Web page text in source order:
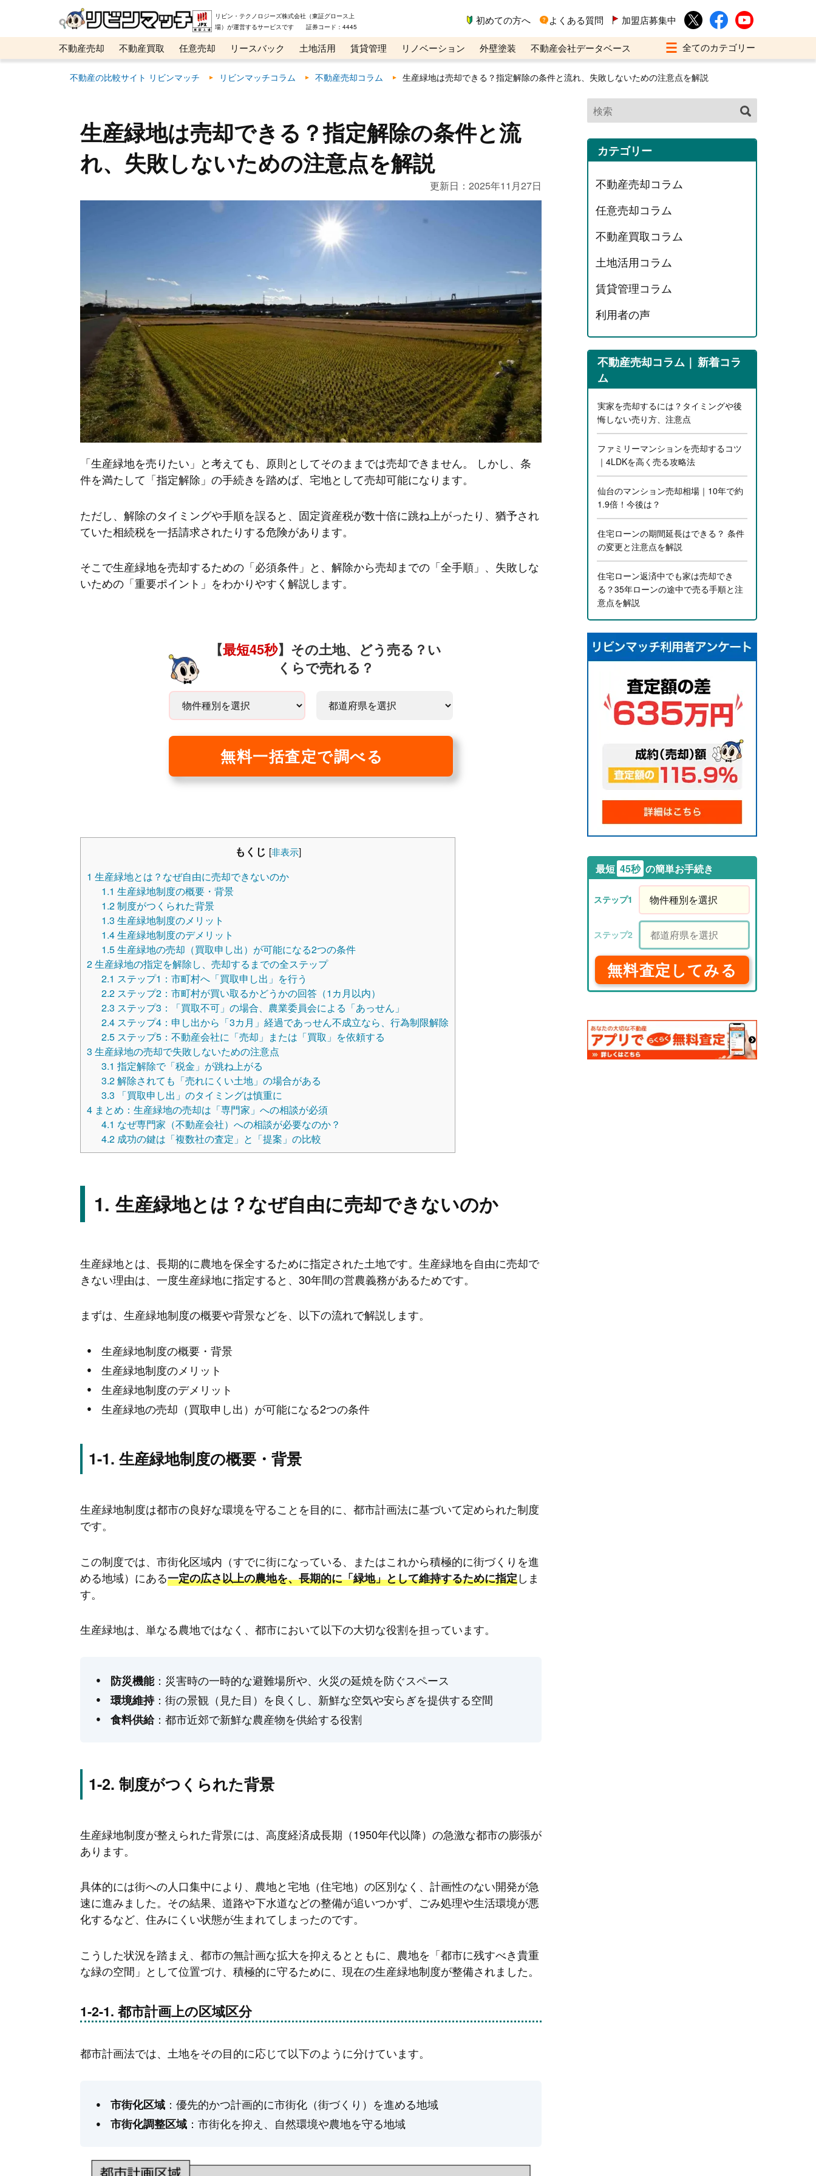
リビン・テクノロジーズ株式会社（東証グロース上
場）が運営するサービスです 証券コード：4445
初めての方へ よくある質問 加盟店募集中
不動産売却 不動産買取 任意売却 リースバック 土地活用 賃貸管理 リノベーション 外壁塗装
不動産会社データベース
メタ住宅展示場
ベスト不動産カンパニー オンライン講座 リビンマガジンBiz
不動産の比較サイト リビンマッチ リビンマッチコラム 不動産売却コラム 生産緑地は売却できる？指定解除の条件と流れ、失敗しないための注意点を解説
生産緑地は売却できる？指定解除の条件と流
れ、失敗しないための注意点を解説
更新日： 2025年11月27日
「生産緑地を売りたい」と考えても、原則としてそのままでは売却できません。 しかし、条
件を満たして「指定解除」の手続きを踏めば、宅地として売却可能になります。
ただし、解除のタイミングや手順を誤ると、固定資産税が数十倍に跳ね上がったり、猶予され
ていた相続税を一括請求されたりする危険があります。
そこで生産緑地を売却するための「必須条件」と、解除から売却までの「全手順」、失敗しな
いための「重要ポイント」をわかりやすく解説します。
【最短45秒】その土地、どう売る？い
くらで売れる？
無料一括査定で調べる
もくじ [非表示]
1 生産緑地とは？なぜ自由に売却できないのか
1.1 生産緑地制度の概要・背景
1.2制度がつくられた背景
1.3 生産緑地制度のメリット
1.4生産緑地制度のデメリット
1.5生産緑地の売却（買取申し出）が可能になる2つの条件
2生産緑地の指定を解除し、売却するまでの全ステップ
2.1 ステップ1：市町村へ「買取申し出」を行う
2.2 ステップ2：市町村が買い取るかどうかの回答（1カ月以内）
2.3 ステップ3：「買取不可」の場合、農業委員会による「あっせん」
2.4 ステップ4：申し出から「3カ月」経過であっせん不成立なら、行為制限解除
2.5 ステップ5：不動産会社に「売却」または「買取」を依頼する
3 生産緑地の売却で失敗しないための注意点
3.1 指定解除で「税金」が跳ね上がる
3.2解除されても「売れにくい土地」の場合がある
3.3 「買取申し出」のタイミングは慎重に
4 まとめ：生産緑地の売却は「専門家」への相談が必須
4.1 なぜ専門家（不動産会社）への相談が必要なのか？
4.2 成功の鍵は「複数社の査定」と「提案」の比較
生産緑地とは？なぜ自由に売却できないのか
生産緑地とは、長期的に農地を保全するために指定された土地です。生産緑地を自由に売却で
きない理由は、一度生産緑地に指定すると、30年間の営農義務があるためです。
まずは、生産緑地制度の概要や背景などを、以下の流れで解説します。
生産緑地制度の概要・背景
生産緑地制度のメリット
生産緑地制度のデメリット
生産緑地の売却（買取申し出）が可能になる2つの条件
生産緑地制度の概要・背景
生産緑地制度は都市の良好な環境を守ることを目的に、都市計画法に基づいて定められた制度
です。
この制度では、市街化区域内（すでに街になっている、またはこれから積極的に街づくりを進
める地域）にある一定の広さ以上の農地を、長期的に「緑地」として維持するために指定しま
す。
生産緑地は、単なる農地ではなく、都市において以下の大切な役割を担っています。
防災機能：災害時の一時的な避難場所や、火災の延焼を防ぐスペース
環境維持：街の景観（見た目）を良くし、新鮮な空気や安らぎを提供する空間
食料供給：都市近郊で新鮮な農産物を供給する役割
制度がつくられた背景
生産緑地制度が整えられた背景には、高度経済成長期（1950年代以降）の急激な都市の膨張が
あります。
具体的には街への人口集中により、農地と宅地（住宅地）の区別なく、計画性のない開発が急
速に進みました。その結果、道路や下水道などの整備が追いつかず、ごみ処理や生活環境が悪
化するなど、住みにくい状態が生まれてしまったのです。
こうした状況を踏まえ、都市の無計画な拡大を抑えるとともに、農地を「都市に残すべき貴重
な緑の空間」として位置づけ、積極的に守るために、現在の生産緑地制度が整備されました。
都市計画上の区域区分
都市計画法では、土地をその目的に応じて以下のように分けています。
市街化区域 ：優先的かつ計画的に市街化（街づくり）を進める地域
市街化調整区域 ：市街化を抑え、自然環境や農地を守る地域
カテゴリー
不動産売却コラム
任意売却コラム
不動産買取コラム
土地活用コラム
賃貸管理コラム
利用者の声
不動産売却コラム
新着コラ
ム
実家を売却するには？タイミングや後
悔しない売り方、注意点
ファミリーマンションを売却するコツ
｜4LDKを高く売る攻略法
仙台のマンション売却相場｜10年で約
1.9倍！今後は？
住宅ローンの期間延長はできる？ 条件
の変更と注意点を解説
住宅ローン返済中でも家は売却でき
る？35年ローンの途中で売る手順と注
意点を解説
最短 45秒 の簡単お手続き
無料査定してみる